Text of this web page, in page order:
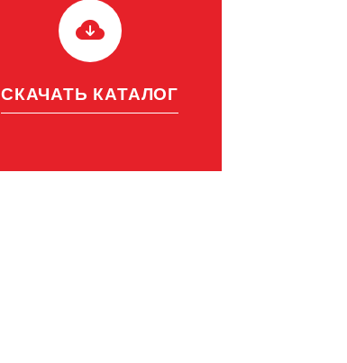
СКАЧАТЬ КАТАЛОГ